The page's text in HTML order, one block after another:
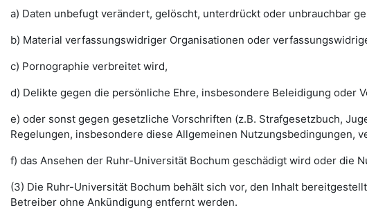
a) Daten unbefugt verändert, gelöscht, unterdrückt oder unbrauchbar
b) Material verfassungswidriger Organisationen oder
c) Pornographie verbreitet wird,
d) Delikte gegen die persönliche Ehre, insbesondere Beleidigung oder
e) oder sonst gegen gesetzliche Vorschriften (z.B. Strafgesetzbuch,
Regelungen, insbesondere diese Allgemeinen Nutzungsbedingungen,
f) das Ansehen der Ruhr-Universität Bochum geschädigt wird oder die
(3) Die Ruhr-Universität Bochum behält sich vor, den Inhalt
Betreiber ohne Ankündigung entfernt werden.